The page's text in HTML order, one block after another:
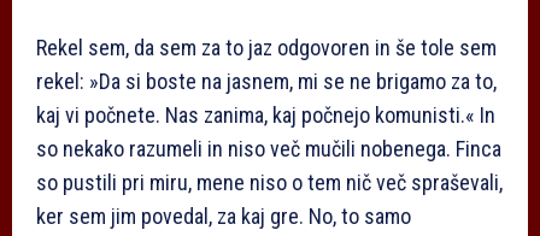
Rekel sem, da sem za to jaz odgovoren in še tole sem
rekel: »Da si boste na jasnem, mi se ne brigamo za to,
kaj vi počnete. Nas zanima, kaj počnejo komunisti.« In
so nekako razumeli in niso več mučili nobenega. Finca
so pustili pri miru, mene niso o tem nič več spraševali,
ker sem jim povedal, za kaj gre. No, to samo